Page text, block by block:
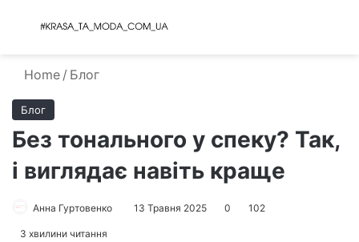
Menu
Home / Блог
Блог
Без тонального у спеку? Так,
і виглядає навіть краще
Анна Гуртовенко 13 Травня 2025 0 102
3 хвилини читання